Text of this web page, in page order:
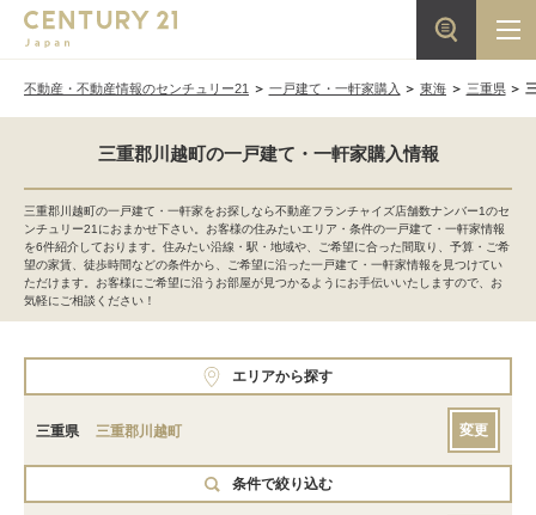
不動産・不動産情報のセンチュリー21 一戸建て・一軒家購入 東海 三重県
三重郡川越町の一戸建て・一軒家購入情報
三重郡川越町の一戸建て・一軒家をお探しなら不動産フランチャイズ店舗数ナンバー1のセ
ンチュリー21におまかせ下さい。お客様の住みたいエリア・条件の一戸建て・一軒家情報
を6件紹介しております。住みたい沿線・駅・地域や、ご希望に合った間取り、予算・ご希
望の家賃、徒歩時間などの条件から、ご希望に沿った一戸建て・一軒家情報を見つけてい
ただけます。お客様にご希望に沿うお部屋が見つかるようにお手伝いいたしますので、お
気軽にご相談ください！
エリアから探す
三重県 三重郡川越町 変更
条件で絞り込む